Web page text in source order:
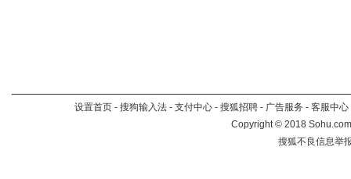
设置首页 - 搜狗输入法 - 支付中心 - 搜狐招聘 - 广告服务 - 客服中心
Copyright©2018
搜狐不良信息举